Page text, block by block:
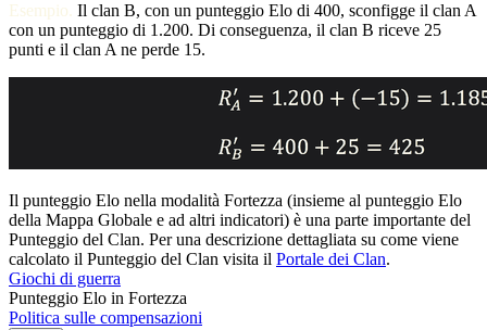
Esempio. Il clan B, con un punteggio Elo di 400, sconfigge il clan A
con un punteggio di 1.200. Di conseguenza, il clan B riceve 25
punti e il clan A ne perde 15.
Il punteggio Elo nella modalità Fortezza (insieme al punteggio Elo
della Mappa Globale e ad altri indicatori) è una parte importante del
Punteggio del Clan. Per una descrizione dettagliata su come viene
calcolato il Punteggio del Clan visita il Portale dei Clan.
Giochi di guerra
Punteggio Elo in Fortezza
Politica sulle compensazioni